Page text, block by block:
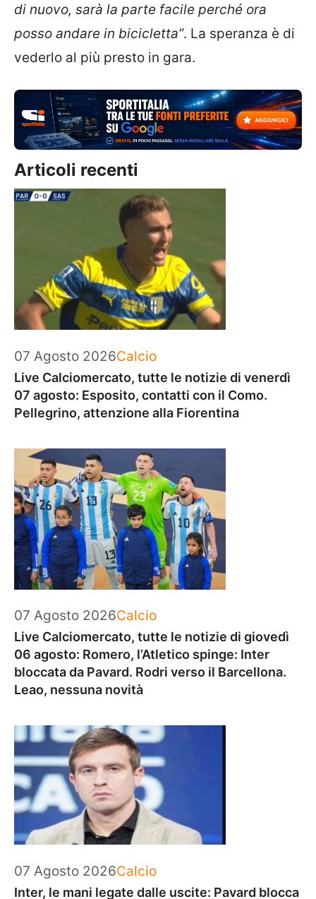
di nuovo, sarà la parte facile perché ora
posso andare in bicicletta”. La speranza è di
vederlo al più presto in gara.
Articoli recenti
07 Agosto 2026Categorie
Calcio
Live Calciomercato, tutte le notizie di venerdì
07 agosto: Esposito, contatti con il Como.
Pellegrino, attenzione alla Fiorentina
07 Agosto 2026Categorie
Calcio
Live Calciomercato, tutte le notizie di giovedì
06 agosto: Romero, l’Atletico spinge: Inter
bloccata da Pavard. Rodri verso il Barcellona.
Leao, nessuna novità
07 Agosto 2026Categorie
Calcio
Inter, le mani legate dalle uscite: Pavard blocca